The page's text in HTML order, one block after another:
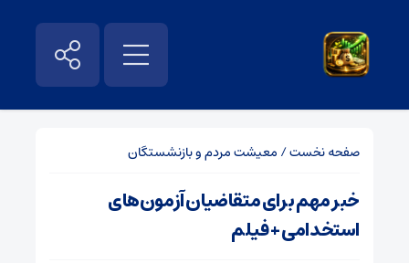
صفحه نخست/ معیشت مردم و بازنشستگان
خبر مهم برای متقاضیان آزمون‌های
استخدامی + فیلم